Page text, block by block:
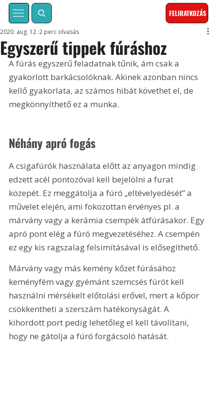
FELIRATKOZÁS
Egyszerű tippek fúráshoz
2020. aug. 12. 2 perc olvasás
A fúrás egyszerű feladatnak tűnik, ám csak a
gyakorlott barkácsolóknak. Akinek azonban nincs
kellő gyakorlata, az számos hibát követhet el, de
megkönnyíthető ez a munka.
Néhány apró fogás
A csigafúrók használata előtt az anyagon mindig
edzett acél pontozóval kell bejelölni a furat
közepét. Ez meggátolja a fúró „eltévelyedését” a
művelet elején, ami fokozottan érvényes pl. a
márvány vagy a kerámia csempék átfúrásakor. Egy
apró pont elég a fúró megvezetéséhez. A csempén
ez egy kis ragszalag felsimításával is elősegíthető.
Márvány vagy más kemény kőzet fúrásához
keményfém vagy gyémánt szemcsés fúrót kell
használni mérsékelt előtolási erővel, mert a kőpor
csökkentheti a szerszám hatékonyságát. A
kihordott port pedig lehetőleg el kell távolítani,
hogy ne gátolja a fúró forgácsoló hatását.